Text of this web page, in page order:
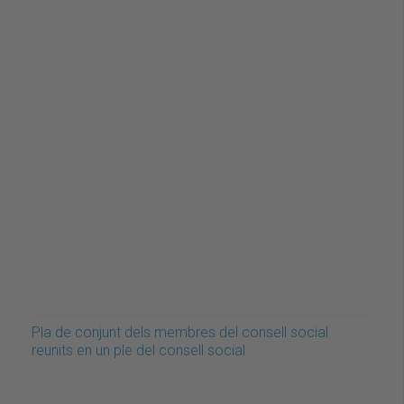
Pla de conjunt dels membres del consell social
reunits en un ple del consell social